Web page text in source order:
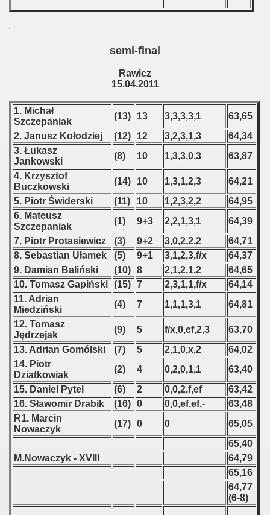
semi-final
Rawicz
15.04.2011
1. Michał
Szczepaniak
(13) 13 3,3,3,3,1
63,65
2. Janusz Kołodziej
(12) 12 3,2,3,1,3
64,34
3. Łukasz
Jankowski
(8) 10 1,3,3,0,3
63,87
4. Krzysztof
Buczkowski
(14) 10 1,3,1,2,3
64,21
5. Piotr Świderski
(11) 10 1,2,3,2,2
64,95
6. Mateusz
Szczepaniak
(1) 9+3 2,2,1,3,1
64,39
7. Piotr Protasiewicz
(3) 9+2 3,0,2,2,2
64,71
8. Sebastian Ułamek
(5) 9+1 3,1,2,3,f/x
64,37
9. Damian Baliński
(10) 8 2,1,2,1,2
64,65
10. Tomasz Gapiński (15) 7 2,3,1,1,f/x
64,14
11. Adrian
Miedziński
(4) 7 1,1,1,3,1
64,81
12. Tomasz
Jędrzejak
(9) 5 f/x,0,ef,2,3
63,70
13. Adrian Gomólski
(7) 5 2,1,0,x,2
64,02
14. Piotr
Dziatkowiak
(2) 4 0,2,0,1,1
63,40
15. Daniel Pytel
(6) 2 0,0,2,f,ef
63,42
16. Sławomir Drabik
(16) 0 0,0,ef,ef,-
63,48
R1. Marcin
Nowaczyk
(17) 0 0
65,05
65,40
M.Nowaczyk - XVIII
64,79
65,16
64,77
(6-8)
1986
- 1988
- 1989
- 1990
- 1991
- 1992
- 1993
- 1994
- 1995